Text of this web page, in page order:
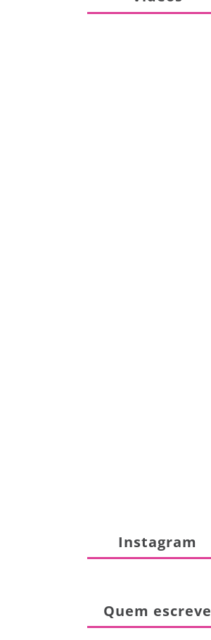
Instagram
Quem escreve